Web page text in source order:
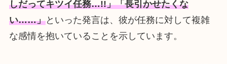
しだってキツイ任務…!!」「長引かせたくな
い……」といった発言は、彼が任務に対して複雑
な感情を抱いていることを示しています。